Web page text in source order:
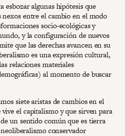
esbozar algunas hipótesis que
entre el cambio en el modo
socio-ecológicas y
y la configuración de nuevos
que las derechas avancen en su
es una expresión cultural,
relaciones materiales
al momento de buscar
siete aristas de cambios en el
el capitalismo y que sirven para
un sentido común que es tierra
conservador